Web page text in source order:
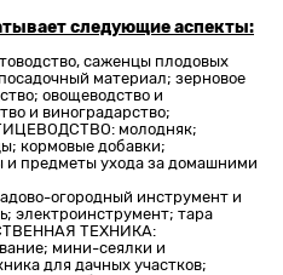
следующие аспекты:
саженцы плодовых
материал; зерновое
овощеводство и
и виноградарство;
молодняк;
кормовые добавки;
и предметы ухода за домашними
огородный инструмент и
электроинструмент; тара
ТЕХНИКА:
мини-сеялки и
для дачных участков;